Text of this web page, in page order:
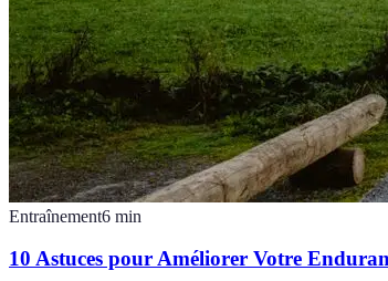
Entraînement6 min
10 Astuces pour Améliorer Votre